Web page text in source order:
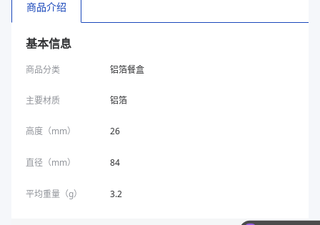
商品介绍
基本信息
商品分类 铝箔餐盒
主要材质 铝箔
高度（mm） 26
直径（mm） 84
平均重量（g） 3.2